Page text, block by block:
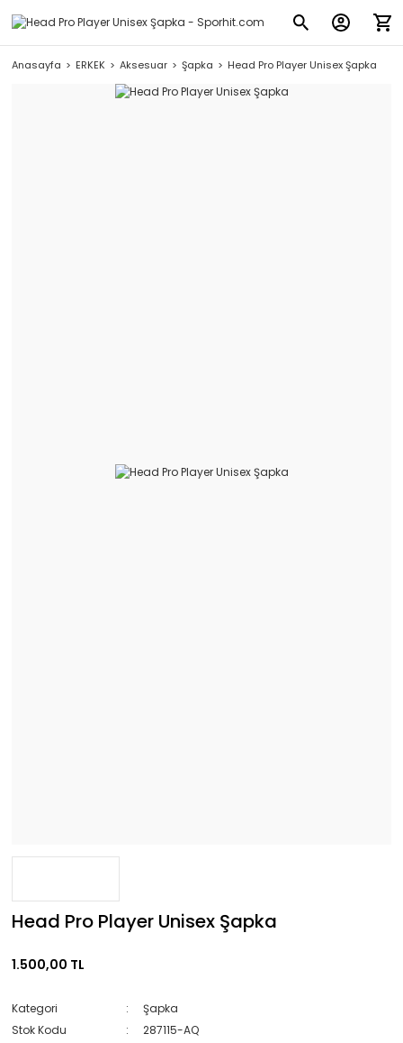
Anasayfa ERKEK Aksesuar Şapka Head Pro Player Unisex Şapka
Head Pro Player Unisex Şapka
1.500,00 TL
Kategori
Şapka
Stok Kodu
287115-AQ